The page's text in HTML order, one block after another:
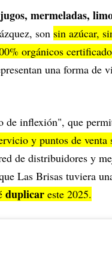
jugos, mermeladas,
son sin azúcar,
orgánicos
una forma de
de inflexión", que
y puntos de venta
de distribuidores y
Las Brisas tuviera
duplicar este 2025.